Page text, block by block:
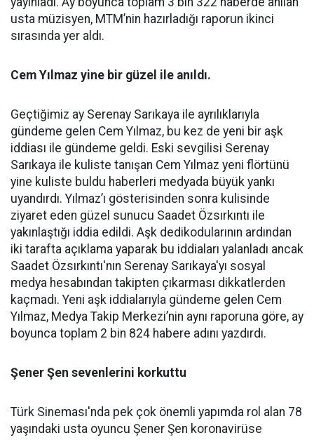
usta müzisyen, MTM’nin hazırladığı raporun ikinci
sırasında yer aldı.
Cem Yılmaz yine bir güzel ile anıldı.
Geçtiğimiz ay Serenay Sarıkaya ile ayrılıklarıyla
gündeme gelen Cem Yılmaz, bu kez de yeni bir aşk
iddiası ile gündeme geldi. Eski sevgilisi Serenay
Sarıkaya ile kuliste tanışan Cem Yılmaz yeni flörtünü
yine kuliste buldu haberleri medyada büyük yankı
uyandırdı. Yılmaz’ı gösterisinden sonra kulisinde
ziyaret eden güzel sunucu Saadet Özsırkıntı ile
yakınlaştığı iddia edildi. Aşk dedikodularının ardından
iki tarafta açıklama yaparak bu iddiaları yalanladı ancak
Saadet Özsırkıntı'nın Serenay Sarıkaya'yı sosyal
medya hesabından takipten çıkarması dikkatlerden
kaçmadı. Yeni aşk iddialarıyla gündeme gelen Cem
Yılmaz, Medya Takip Merkezi’nin aynı raporuna göre, ay
boyunca toplam 2 bin 824 habere adını yazdırdı.
Şener Şen sevenlerini korkuttu
Türk Sineması'nda pek çok önemli yapımda rol alan 78
yaşındaki usta oyuncu Şener Şen koronavirüse